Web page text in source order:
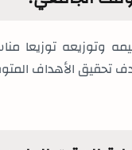
وتوزيعه توزيعا
تحقيق الأهداف